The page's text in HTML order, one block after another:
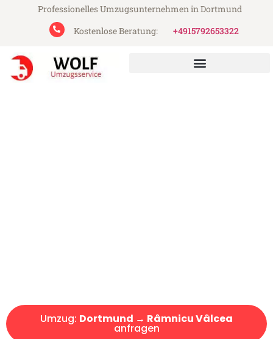
Professionelles Umzugsunternehmen in Dortmund
Kostenlose Beratung:
+4915792653322
Umzug: Dortmund → Râmnicu Vâlcea
anfragen